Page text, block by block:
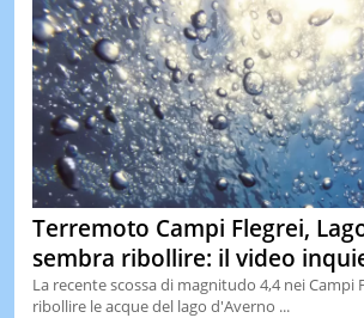
Terremoto Campi Flegrei,
sembra ribollire: il video
La recente scossa di magnitudo 4,4 nei Campi
ribollire le acque del lago d'Averno ...